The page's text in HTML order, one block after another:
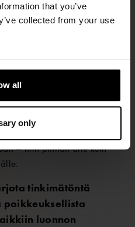
that you’ve
collected from your use
all
only
Ursuit on suomalainen
ja valmistaa
olosuhteisiin.
– niin pinnan alle kuin
tinkimätöntä
luonnon